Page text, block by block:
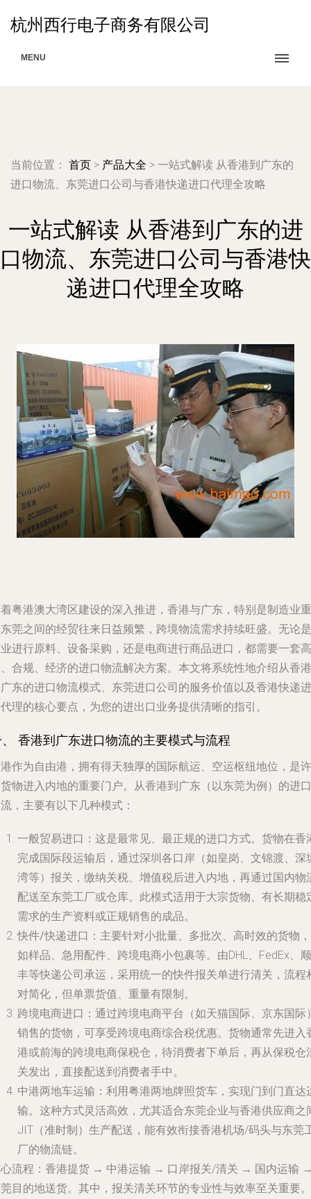
杭州西行电子商务有限公司
MENU
当前位置： 首页 > 产品大全 > 一站式解读 从香港到广东的
进口物流、东莞进口公司与香港快递进口代理全攻略
一站式解读 从香港到广东的进
口物流、东莞进口公司与香港快
递进口代理全攻略
粤港澳大湾区建设的深入推进，香港与广东，特别是制造业重
莞之间的经贸往来日益频繁，跨境物流需求持续旺盛。无论是
进行原料、设备采购，还是电商进行商品进口，都需要一套高
合规、经济的进口物流解决方案。本文将系统性地介绍从香港
东的进口物流模式、东莞进口公司的服务价值以及香港快递进
理的核心要点，为您的进出口业务提供清晰的指引。
香港到广东进口物流的主要模式与流程
作为自由港，拥有得天独厚的国际航运、空运枢纽地位，是许
物进入内地的重要门户。从香港到广东（以东莞为例）的进口
，主要有以下几种模式：
一般贸易进口 ：这是最常见、最正规的进口方式。货物在香
完成国际段运输后，通过深圳各口岸（如皇岗、文锦渡、深
湾等）报关，缴纳关税、增值税后进入内地，再通过国内物
配送至东莞工厂或仓库。此模式适用于大宗货物、有长期稳
需求的生产资料或正规销售的成品。
快件/快递进口 ：主要针对小批量、多批次、高时效的货物，
如样品、急用配件、跨境电商小包裹等。由DHL、FedEx、顺
丰等快递公司承运，采用统一的快件报关单进行清关，流程
对简化，但单票货值、重量有限制。
跨境电商进口 ：通过跨境电商平台（如天猫国际、京东国际
销售的货物，可享受跨境电商综合税优惠。货物通常先进入
港或前海的跨境电商保税仓，待消费者下单后，再从保税仓
关发出，直接配送到消费者手中。
中港两地车运输 ：利用粤港两地牌照货车，实现门到门直达
输。这种方式灵活高效，尤其适合东莞企业与香港供应商之
JIT（准时制）生产配送，能有效衔接香港机场/码头与东莞
厂的物流链。
流程 ：香港提货 → 中港运输 → 口岸报关/清关 → 国内运输
目的地送货。其中，报关清关环节的专业性与效率至关重要。